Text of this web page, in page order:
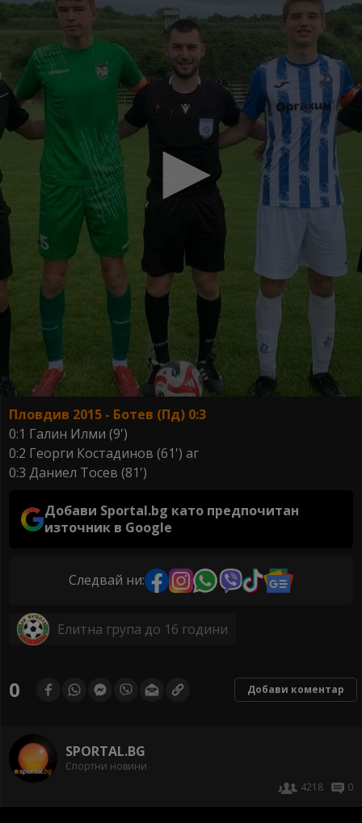
Пловдив 2015 - Ботев (Пд) 0:3
0:1 Галин Илми (9')
0:2 Георги Костадинов (61') аг
0:3 Даниел Тосев (81')
Добави Sportal.bg като предпочитан
източник в Google
Следвай ни:
Елитна група до 16 години
0 Добави коментар
SPORTAL.BG
Спортни новини
4218
0